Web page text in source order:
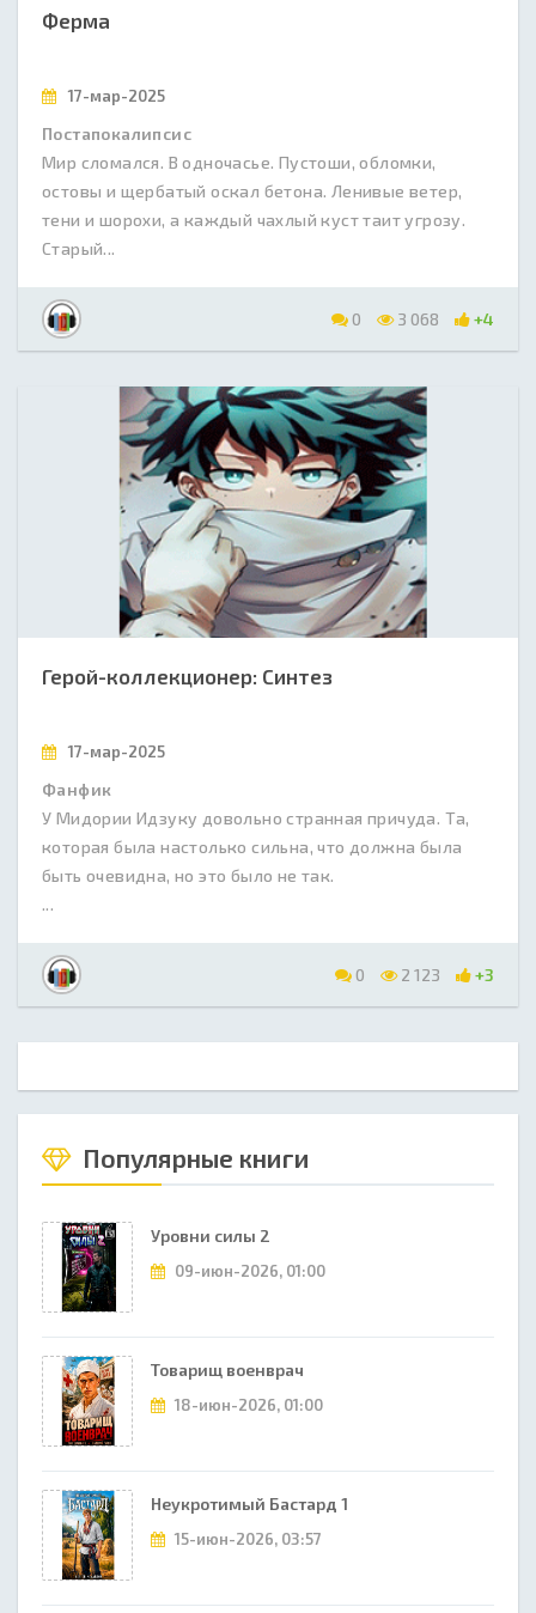
Ферма
17-мар-2025
Постапокалипсис
Мир сломался. В одночасье. Пустоши, обломки,
остовы и щербатый оскал бетона. Ленивые ветер,
тени и шорохи, а каждый чахлый куст таит угрозу.
Старый...
0 3 068 +4
Герой-коллекционер: Синтез
17-мар-2025
Фанфик
У Мидории Идзуку довольно странная причуда. Та,
которая была настолько сильна, что должна была
быть очевидна, но это было не так.
...
0 2 123 +3
Популярные книги
Уровни силы 2
09-июн-2026, 01:00
Товарищ военврач
18-июн-2026, 01:00
Неукротимый Бастард 1
15-июн-2026, 03:57